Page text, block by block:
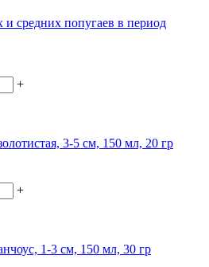
средних попугаев в период
+
3-5 см, 150 мл, 20 гр
+
1-3 см, 150 мл, 30 гр